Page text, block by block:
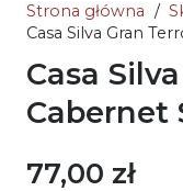
Strona główna /
Casa Silva Gran
Casa
Cabernet
77,00 zł